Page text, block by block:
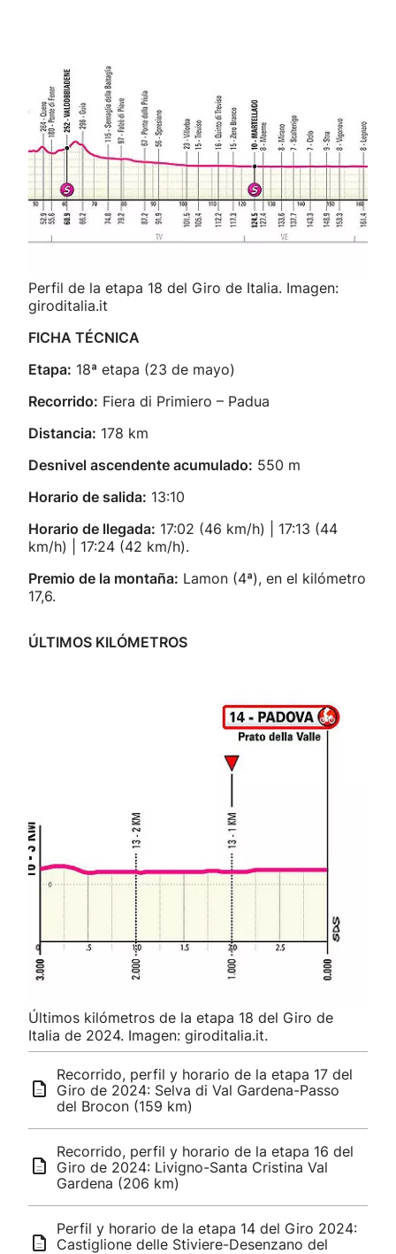
Perfil de la etapa 18 del Giro de Italia. Imagen:
giroditalia.it
FICHA TÉCNICA
Etapa: 18ª etapa (23 de mayo)
Recorrido: Fiera di Primiero – Padua
Distancia: 178 km
Desnivel ascendente acumulado: 550 m
Horario de salida: 13:10
Horario de llegada: 17:02 (46 km/h) | 17:13 (44
km/h) | 17:24 (42 km/h).
Premio de la montaña: Lamon (4ª), en el kilómetro
17,6.
ÚLTIMOS KILÓMETROS
Últimos kilómetros de la etapa 18 del Giro de
Italia de 2024. Imagen: giroditalia.it.
Recorrido, perfil y horario de la etapa 17 del
Giro de 2024: Selva di Val Gardena-Passo
del Brocon (159 km)
Recorrido, perfil y horario de la etapa 16 del
Giro de 2024: Livigno-Santa Cristina Val
Gardena (206 km)
Perfil y horario de la etapa 14 del Giro 2024:
Castiglione delle Stiviere-Desenzano del